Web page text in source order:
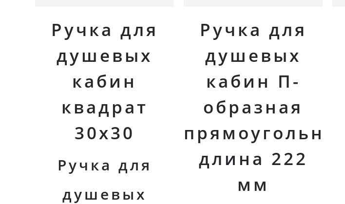
Ручка для
душевых
кабин
квадрат
30х30
Ручка для
душевых
Ручка для
душевых
кабин П-
образная
прямоугольная,
длина 222
мм